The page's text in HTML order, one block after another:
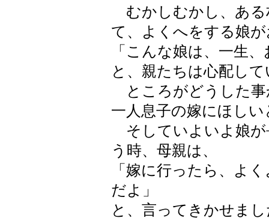
むかしむかし、ある
て、よくへをする娘
「こんな娘は、一生
と、親たちは心配し
ところがどうした事
一人息子の嫁にほし
そしていよいよ娘が
う時、母親は、
「嫁に行ったら、よ
だよ」
と、言ってきかせま